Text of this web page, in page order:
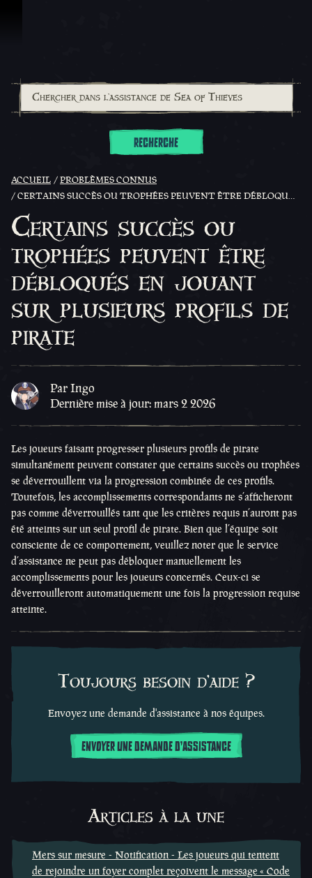
RECHERCHE
ACCUEIL
PROBLÈMES CONNUS
CERTAINS SUCCÈS OU TROPHÉES PEUVENT ÊTRE DÉBLOQUÉS EN JOUANT SUR PLUSIEURS PROFILS DE PIRATE
Certains succès ou
trophées peuvent être
débloqués en jouant
sur plusieurs profils de
pirate
Par Ingo
Dernière mise à jour: mars 2 2026
Les joueurs faisant progresser plusieurs profils de pirate
simultanément peuvent constater que certains succès ou trophées
se déverrouillent via la progression combinée de ces profils.
Toutefois, les accomplissements correspondants ne s’afficheront
pas comme déverrouillés tant que les critères requis n’auront pas
été atteints sur un seul profil de pirate. Bien que l’équipe soit
consciente de ce comportement, veuillez noter que le service
d’assistance ne peut pas débloquer manuellement les
accomplissements pour les joueurs concernés. Ceux-ci se
déverrouilleront automatiquement une fois la progression requise
atteinte.
Toujours besoin d'aide ?
Envoyez une demande d'assistance à nos équipes.
ENVOYER UNE DEMANDE D'ASSISTANCE
Articles à la une
Mers sur mesure - Notification - Les joueurs qui tentent
de rejoindre un foyer complet reçoivent le message « Code